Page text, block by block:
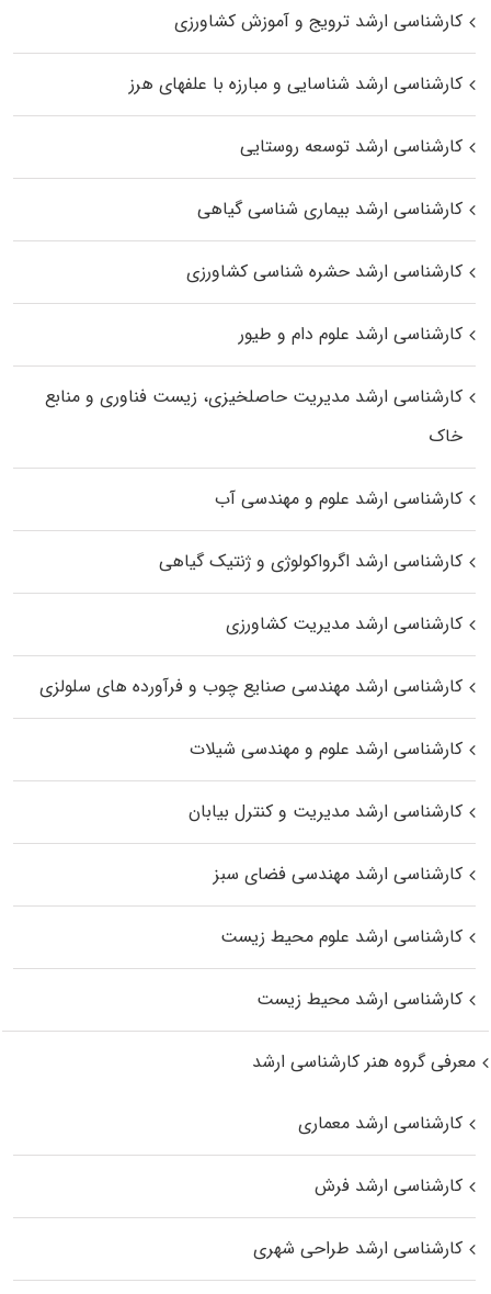
کارشناسی ارشد ترویج و آموزش کشاورزی
کارشناسی ارشد شناسایی و مبارزه با علفهای هرز
کارشناسی ارشد توسعه روستایی
کارشناسی ارشد بیماری‌ شناسی گیاهی
کارشناسی ارشد حشره‌ شناسی کشاورزی
کارشناسی ارشد علوم دام و طیور
کارشناسی ارشد مدیریت حاصلخیزی، زیست فناوری و منابع
خاک
کارشناسی ارشد علوم و مهندسی آب
کارشناسی ارشد اگرواکولوژی و ژنتیک گیاهی
کارشناسی ارشد مدیریت کشاورزی
کارشناسی ارشد مهندسی صنایع چوب و فرآورده‌ های سلولزی
کارشناسی ارشد علوم و مهندسی شیلات
کارشناسی ارشد مدیریت و کنترل بیابان
کارشناسی ارشد مهندسی فضای سبز
کارشناسی ارشد علوم محیط‌ زیست
کارشناسی ارشد محیط زیست
معرفی گروه هنر کارشناسی ارشد
کارشناسی ارشد معماری
کارشناسی ارشد فرش
کارشناسی ارشد طراحی شهری